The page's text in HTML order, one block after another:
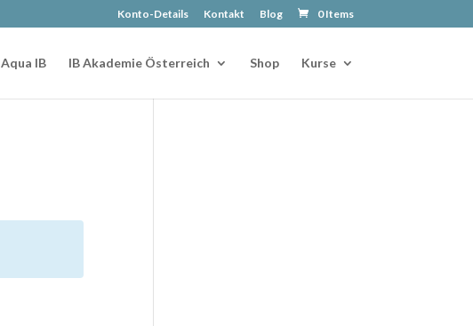
Konto-Details Kontakt Blog 0 Items
Aqua IB IB Akademie Österreich Shop Kurse